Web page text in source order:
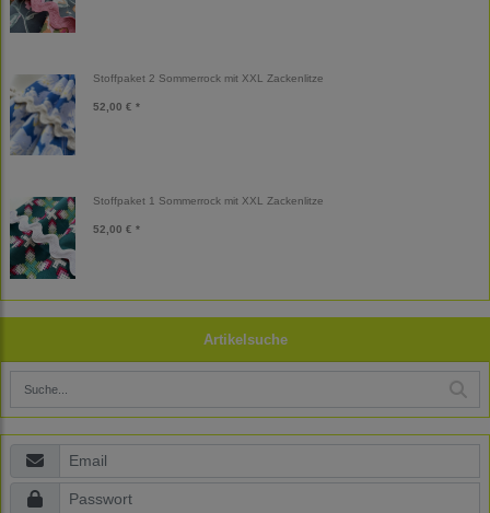
Stoffpaket 2 Sommerrock mit XXL Zackenlitze
52,00 € *
Stoffpaket 1 Sommerrock mit XXL Zackenlitze
52,00 € *
Artikelsuche